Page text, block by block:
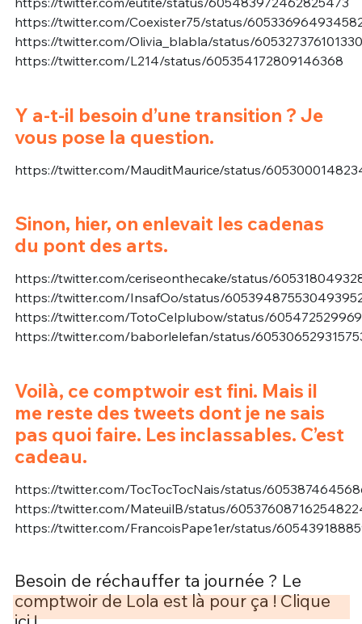
https://twitter.com/Coexister75/status/
https://twitter.com/Olivia_blabla/status/
https://twitter.com/L214/status/605354172809146368
Y a-t-il besoin d’une transition ? Je
vous pose la question.
https://twitter.com/MauditMaurice/status/
Sinon, hier, on enlevait les cadenas
du pont des arts.
https://twitter.com/ceriseonthecake/status/
https://twitter.com/InsafOo/status/
https://twitter.com/TotoCelplubow/status/
https://twitter.com/baborlelefan/status/
Voilà, ce comptwoir est fini. Mais il
me reste des tweets dont je ne sais
pas quoi faire. Les inclassables. C’est
cadeau.
https://twitter.com/TocTocTocNais/status/
https://twitter.com/MateuilB/status/
https://twitter.com/FrancoisPape1er/status/
Besoin de réchauffer ta journée ? Le
comptwoir de Lola est là pour ça ! Clique